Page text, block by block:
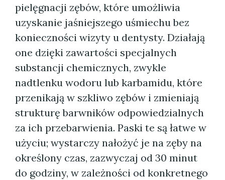
pielęgnacji zębów, które umożliwia
uzyskanie jaśniejszego uśmiechu bez
konieczności wizyty u dentysty. Działają
one dzięki zawartości specjalnych
substancji chemicznych, zwykle
nadtlenku wodoru lub karbamidu, które
przenikają w szkliwo zębów i zmieniają
strukturę barwników odpowiedzialnych
za ich przebarwienia. Paski te są łatwe w
użyciu; wystarczy nałożyć je na zęby na
określony czas, zazwyczaj od 30 minut
do godziny, w zależności od konkretnego